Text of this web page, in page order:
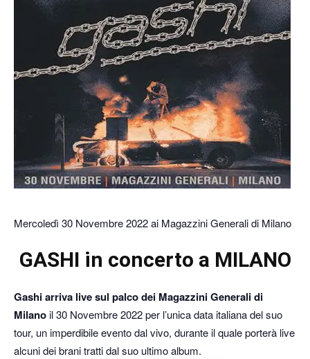
Mercoledì 30 Novembre 2022 ai Magazzini Generali di Milano
GASHI in concerto a MILANO
Gashi arriva live sul palco dei Magazzini Generali di
Milanoil 30 Novembre 2022 per l’unica data italiana del suo
tour, un imperdibile evento dal vivo, durante il quale porterà live
alcuni dei brani tratti dal suo ultimo album.